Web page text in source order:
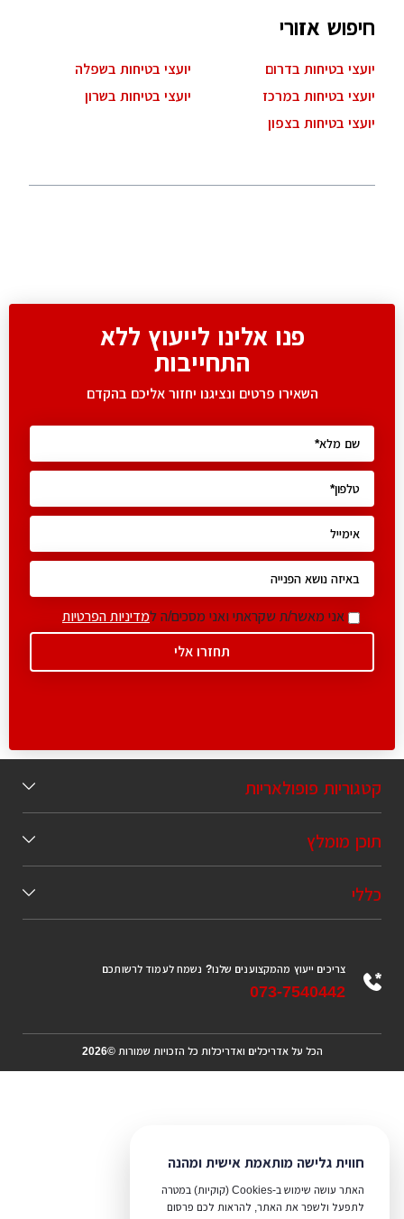
חיפוש אזורי
יועצי בטיחות בדרום
יועצי בטיחות בשפלה
יועצי בטיחות במרכז
יועצי בטיחות בשרון
יועצי בטיחות בצפון
פנו אלינו לייעוץ ללא
התחייבות
השאירו פרטים ונציגנו יחזור אליכם בהקדם
אני מאשר/ת שקראתי ואני מסכים/ה למדיניות הפרטיות
חווית גלישה מותאמת אישית ומהנה
האתר עושה שימוש ב-Cookies (קוקיות) במטרה
לתפעל ולשפר את האתר, להראות לכם פרסום
קטגוריות פופולאריות
תוכן מומלץ
כללי
צריכים ייעוץ מהמקצוענים שלנו? נשמח לעמוד לרשותכם
073-7540442
הכל על אדריכלים ואדריכלות כל הזכויות שמורות ©2026